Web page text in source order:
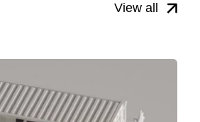
View all